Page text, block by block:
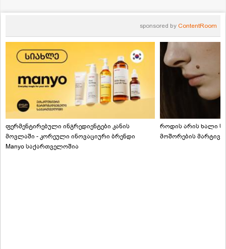
sponsored by ContentRoom
ფერმენტირებული ინგრედიენტები კანის
მოვლაში - კორეული ინოვაციური ბრენდი
Manyo საქართველოშია
როდის არის ხალი
მოშორების